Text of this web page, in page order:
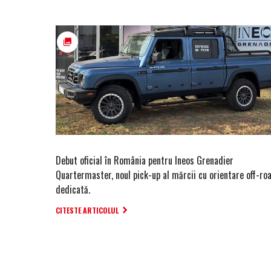
Debut oficial în România pentru Ineos Grenadier
Quartermaster, noul pick-up al mărcii cu orientare off-
dedicată.
CITESTE ARTICOLUL